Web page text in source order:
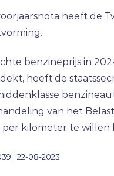
heeft de
benzineprijs in
heeft de
van het
kilometer te
| 22-08-2023